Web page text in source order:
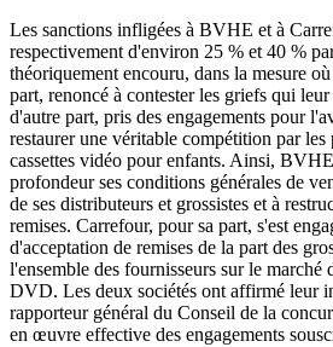
Les sanctions infligées à BVHE et à
respectivement d'environ 25 % et 40 %
théoriquement encouru, dans la mesure
part, renoncé à contester les griefs qui
d'autre part, pris des engagements pour
restaurer une véritable compétition par
cassettes vidéo pour enfants. Ainsi,
profondeur ses conditions générales de
de ses distributeurs et grossistes et à
remises. Carrefour, pour sa part, s'est
d'acceptation de remises de la part des
l'ensemble des fournisseurs sur le marché
DVD. Les deux sociétés ont affirmé leur
rapporteur général du Conseil de la
en œuvre effective des engagements